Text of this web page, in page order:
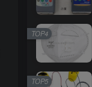
TOP4
TOP5